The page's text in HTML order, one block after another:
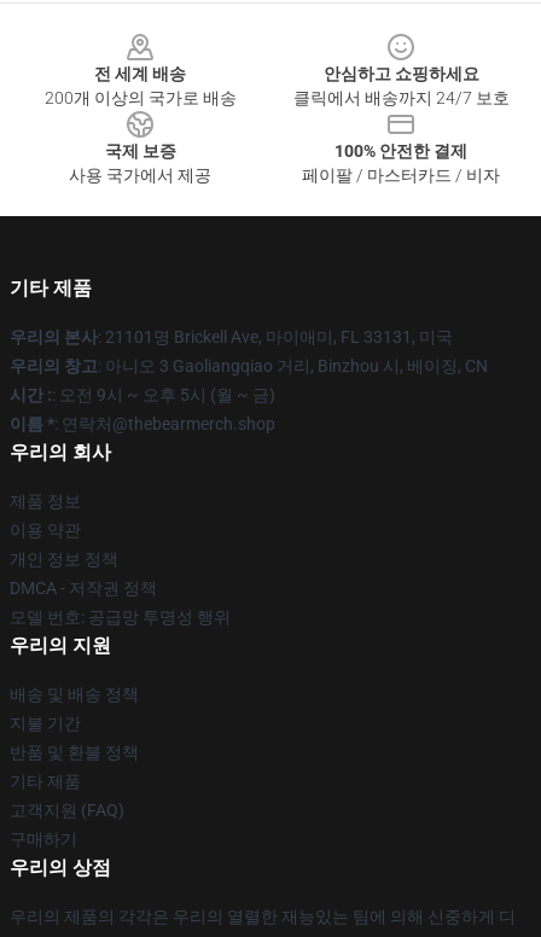
전 세계 배송
200개 이상의 국가로 배송
안심하고 쇼핑하세요
클릭에서 배송까지 24/7 보호
국제 보증
사용 국가에서 제공
100% 안전한 결제
페이팔 / 마스터카드 / 비자
기타 제품
우리의 본사: 21101명 Brickell Ave, 마이애미, FL 33131, 미국
우리의 창고: 아니오 3 Gaoliangqiao 거리, Binzhou 시, 베이징, CN
시간 :: 오전 9시 ~ 오후 5시 (월 ~ 금)
이름 *: 연락처@thebearmerch.shop
우리의 회사
제품 정보
이용 약관
개인 정보 정책
DMCA - 저작권 정책
모델 번호: 공급망 투명성 행위
우리의 지원
배송 및 배송 정책
지불 기간
반품 및 환불 정책
기타 제품
고객지원 (FAQ)
구매하기
우리의 상점
우리의 제품의 각각은 우리의 열렬한 재능있는 팀에 의해 신중하게 디